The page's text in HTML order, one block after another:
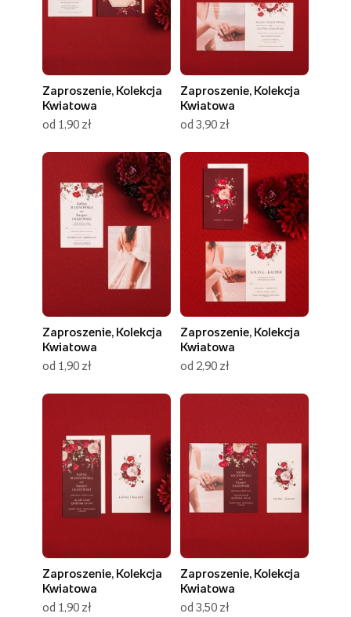
Zaproszenie, Kolekcja
Kwiatowa
od 1,90 zł
Zaproszenie, Kolekcja
Kwiatowa
od 3,90 zł
Zaproszenie, Kolekcja
Kwiatowa
od 1,90 zł
Zaproszenie, Kolekcja
Kwiatowa
od 2,90 zł
Zaproszenie, Kolekcja
Kwiatowa
od 1,90 zł
Zaproszenie, Kolekcja
Kwiatowa
od 3,50 zł